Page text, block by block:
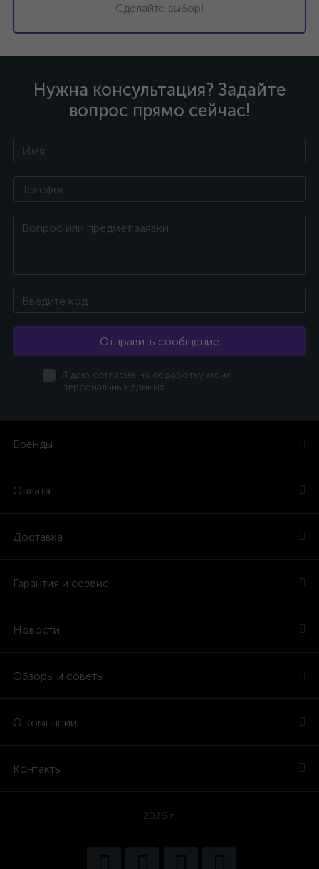
Сделайте выбор!
Нужна консультация? Задайте
вопрос прямо сейчас!
Отправить сообщение
Я даю согласие на обработку моих
персональных данных
Бренды
Оплата
Доставка
Гарантия и сервис
Новости
Обзоры и советы
О компании
Контакты
2026 г.